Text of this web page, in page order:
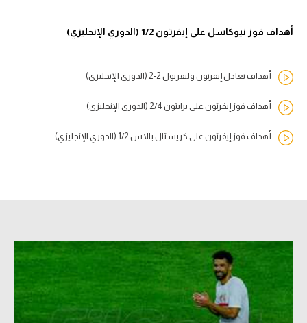
أهداف فوز نيوكاسل على إيفرتون 1/2 (الدوري الإنجليزي)
أهداف تعادل إيفرتون وليفربول 2-2 (الدوري الإنجليزي)
أهداف فوز إيفرتون على برايتون 2/4 (الدوري الإنجليزي)
أهداف فوز إيفرتون على كريستال بالاس 1/2 (الدوري الإنجليزي)